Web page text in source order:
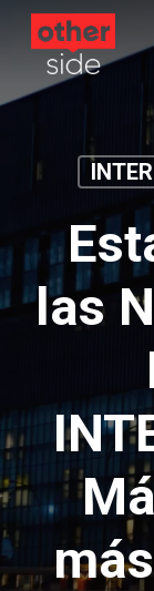
Saltar
contenido
principal
las